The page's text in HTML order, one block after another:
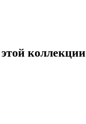
коллекции